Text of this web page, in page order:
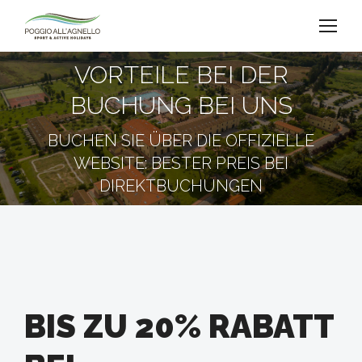
VORTEILE BEI ​​DER
BUCHUNG BEI UNS
BUCHEN SIE ÜBER DIE OFFIZIELLE
WEBSITE: BESTER PREIS BEI
DIREKTBUCHUNGEN
Sie befinden sich hier:
BIS ZU 20% RABATT